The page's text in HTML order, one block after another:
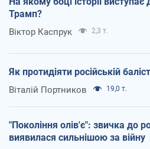
Трамп?
Віктор Каспрук 2,3 т.
Як протидіяти російській
Віталій Портников 19,0 т.
"Покоління олів'є": звичка до
виявилася сильнішою за війну